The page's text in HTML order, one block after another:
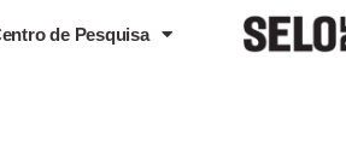
de Pesquisa